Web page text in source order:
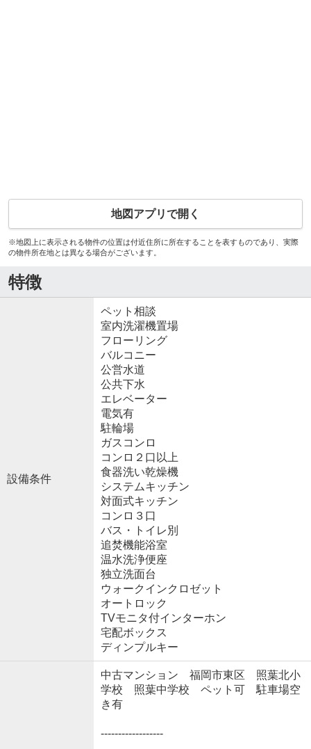
地図アプリで開く
※地図上に表示される物件の位置は付近住所に所在することを表すものであり、実際
の物件所在地とは異なる場合がございます。
特徴
設備条件
ペット相談
室内洗濯機置場
フローリング
バルコニー
公営水道
公共下水
エレベーター
電気有
駐輪場
ガスコンロ
コンロ２口以上
食器洗い乾燥機
システムキッチン
対面式キッチン
コンロ３口
バス・トイレ別
追焚機能浴室
温水洗浄便座
独立洗面台
ウォークインクロゼット
オートロック
TVモニタ付インターホン
宅配ボックス
ディンプルキー
中古マンション 福岡市東区 照葉北小
学校 照葉中学校 ペット可 駐車場空
き有
------------------